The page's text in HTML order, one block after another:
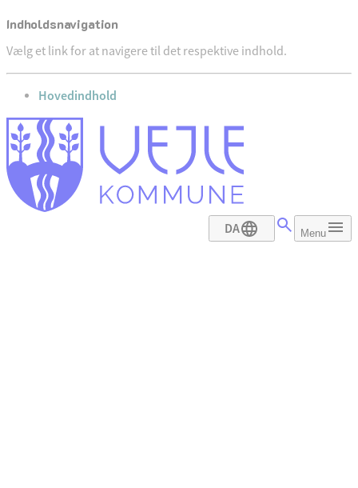
Indholdsnavigation
Vælg et link for at navigere til det respektive indhold.
gå til
Hovedindhold
DA Menu